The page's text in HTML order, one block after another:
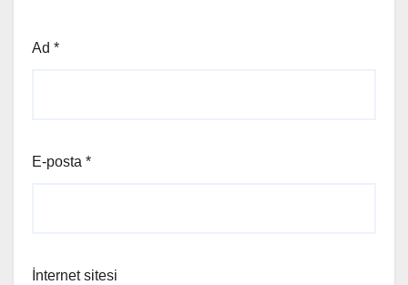
Ad *
E-posta *
İnternet sitesi